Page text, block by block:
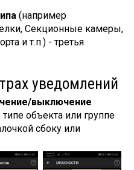
(например
Секционные камеры,
и т.п.) - третья
уведомлений
выключение
объекта или группе
сбоку или